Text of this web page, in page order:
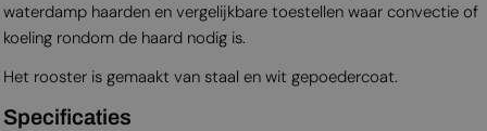
waterdamp haarden en vergelijkbare toestellen waar convectie of
koeling rondom de haard nodig is.
Het rooster is gemaakt van staal en wit gepoedercoat.
Specificaties